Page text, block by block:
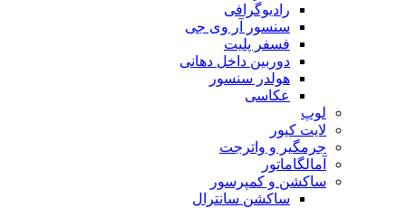
رادیوگرافی
سنسور آر وی جی
فسفر پلیت
دوربین داخل دهانی
هولدر سنسور
عکاسی
لوپ
لایت کیور
جرمگیر و واترجت
آمالگاماتور
ساکشن و کمپرسور
ساکشن سانترال